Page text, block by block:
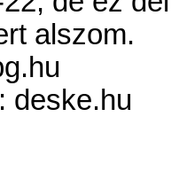
alszom.
deske.hu